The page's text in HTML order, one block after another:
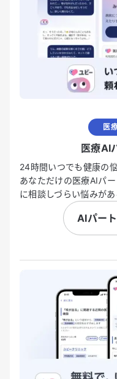
医
医療AI
24時間いつでも健康の
あなただけの医療AIパ
に相談しづらい悩みが
AIパー